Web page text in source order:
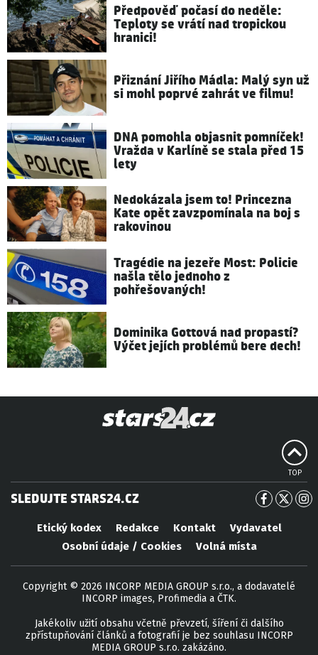
Předpověď počasí do neděle:
Teploty se vrátí nad tropickou
hranici!
Přiznání Jiřího Mádla: Malý syn už
si mohl poprvé zahrát ve filmu!
DNA pomohla objasnit pomníček!
Vražda v Karlíně se stala před 15
lety
Nedokázala jsem to! Princezna
Kate opět zavzpomínala na boj s
rakovinou
Tragédie na jezeře Most: Policie
našla tělo jednoho z
pohřešovaných!
Dominika Gottová nad propastí?
Výčet jejích problémů bere dech!
TOP
SLEDUJTE STARS24.CZ
Etický kodex Redakce Kontakt
Vydavatel
Osobní údaje / Cookies
Volná místa
Copyright © 2026 INCORP MEDIA GROUP s.r.o., a dodavatelé
INCORP images, Profimedia a ČTK.
Jakékoliv užití obsahu včetně převzetí, šíření či dalšího
zpřístupňování článků a fotografií je bez souhlasu INCORP
MEDIA GROUP s.r.o. zakázáno.